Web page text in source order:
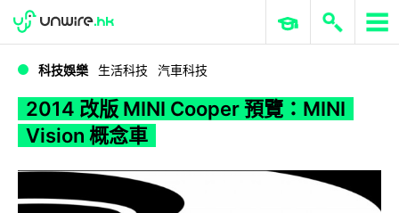
WWDC 2026 ERP 與商業 AI
科技娛樂 生活科技 汽車科技
2014 改版 MINI Cooper 預覽：MINI
Vision 概念車